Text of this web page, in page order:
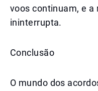
voos continuam, e a
ininterrupta.
Conclusão
O mundo dos